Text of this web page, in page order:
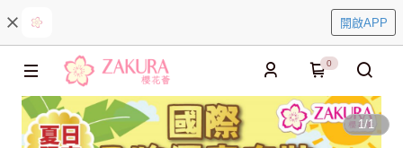
開啟APP
0
1/1